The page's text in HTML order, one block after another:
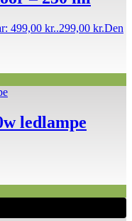
499,00 kr..299,00 kr.Den
ledlampe